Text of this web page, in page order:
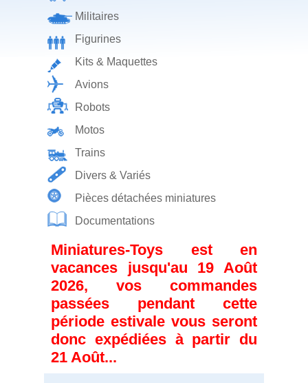
Militaires
Figurines
Kits & Maquettes
Avions
Robots
Motos
Trains
Divers & Variés
Pièces détachées miniatures
Documentations
Miniatures-Toys est en
vacances jusqu'au 19 Août
2026, vos commandes
passées pendant cette
période estivale vous seront
donc expédiées à partir du
21 Août...